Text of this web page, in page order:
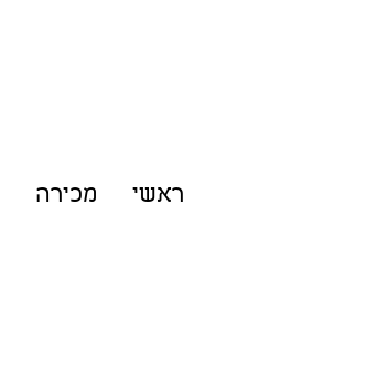
ראשי מכירה